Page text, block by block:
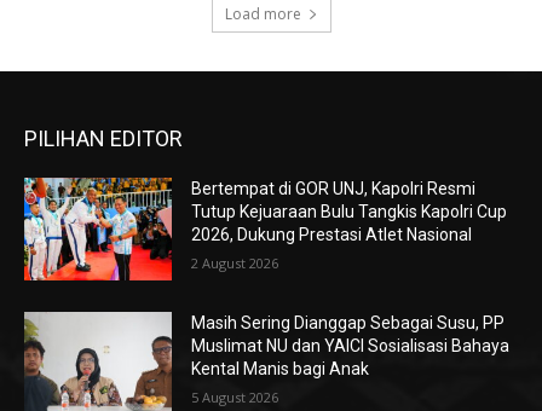
Load more
PILIHAN EDITOR
Bertempat di GOR UNJ, Kapolri Resmi
Tutup Kejuaraan Bulu Tangkis Kapolri Cup
2026, Dukung Prestasi Atlet Nasional
2 August 2026
Masih Sering Dianggap Sebagai Susu, PP
Muslimat NU dan YAICI Sosialisasi Bahaya
Kental Manis bagi Anak
5 August 2026